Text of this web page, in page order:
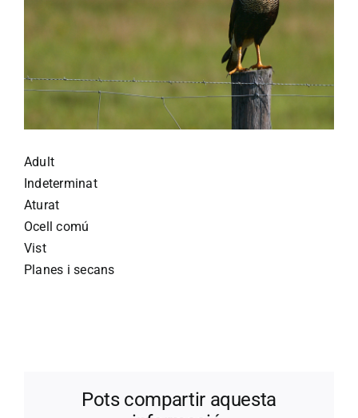
Adult
Indeterminat
Aturat
Ocell comú
Vist
Planes i secans
Pots compartir aquesta